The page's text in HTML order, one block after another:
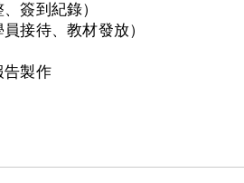
簽到紀錄）
接待、教材發放）
告製作